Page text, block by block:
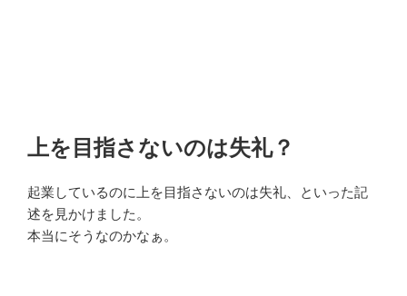
上を目指さないのは失礼？
起業しているのに上を目指さないのは失礼、といった記
述を見かけました。
本当にそうなのかなぁ。